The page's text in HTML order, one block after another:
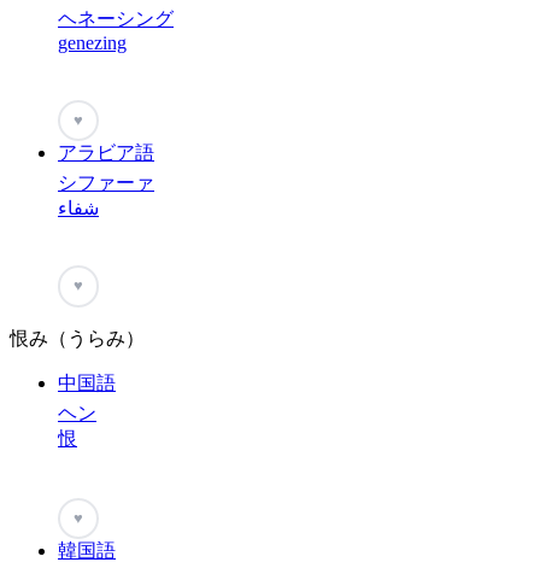
ヘネーシング
genezing
♥
アラビア語
シファーァ
شفاء
♥
恨み（うらみ）
中国語
ヘン
恨
♥
韓国語